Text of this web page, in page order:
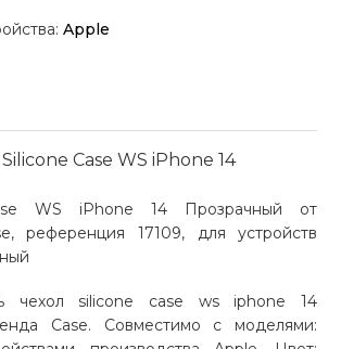
Apple
Case WS iPhone 14
WS iPhone 14 Прозрачный от
референция 17109, для устройств
чехол silicone case ws iphone 14
Case. Совместимо с моделями: